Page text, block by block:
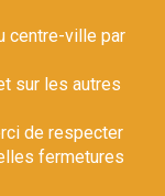
centre-ville par
sur les autres
de respecter
fermetures